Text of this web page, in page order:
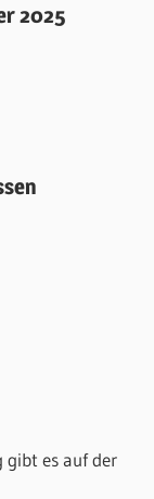
2025
gibt es auf der